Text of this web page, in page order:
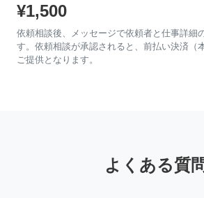
¥1,500
依頼相談後、メッセージで依頼者と仕事詳細
す。依頼相談が承認されると、前払い決済
ご提供となります。
よくある質